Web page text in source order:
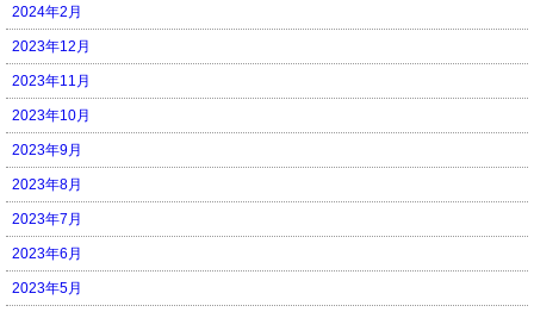
2024年2月
2023年12月
2023年11月
2023年10月
2023年9月
2023年8月
2023年7月
2023年6月
2023年5月